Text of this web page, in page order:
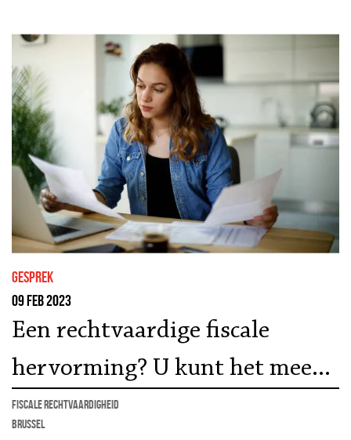
gesprek
09 feb 2023
Een rechtvaardige fiscale
hervorming? U kunt het mee
uitdenken
Fiscale rechtvaardigheid
Brussel